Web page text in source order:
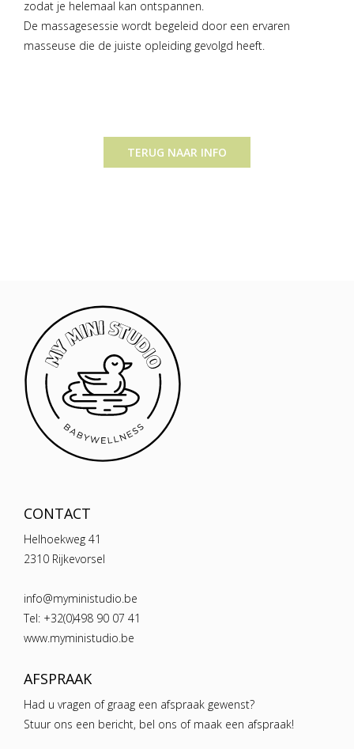
zodat je helemaal kan ontspannen.
De massagesessie wordt begeleid door een ervaren
masseuse die de juiste opleiding gevolgd heeft.
TERUG NAAR INFO
CONTACT
Helhoekweg 41
2310 Rijkevorsel
info@myministudio.be
Tel: +32(0)498 90 07 41
www.myministudio.be
AFSPRAAK
Had u vragen of graag een afspraak gewenst?
Stuur ons een bericht, bel ons of maak een afspraak!